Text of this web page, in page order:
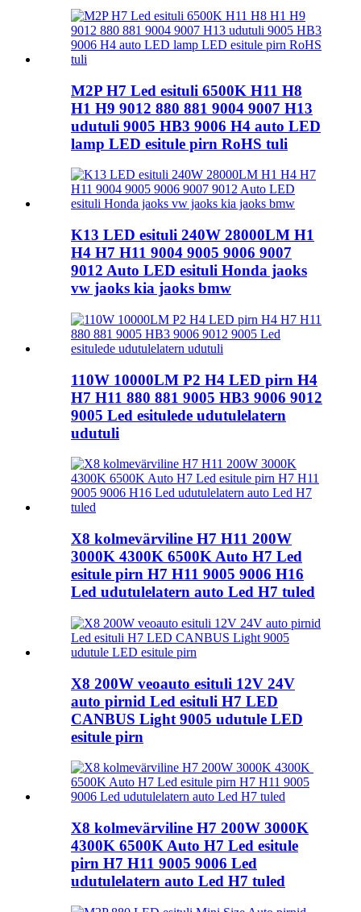
M2P H7 Led esituli 6500K H11 H8
H1 H9 9012 880 881 9004 9007 H13
udutuli 9005 HB3 9006 H4 auto LED
lamp LED esitule pirn RoHS tuli
K13 LED esituli 240W 28000LM H1
H4 H7 H11 9004 9005 9006 9007
9012 Auto LED esituli Honda jaoks
vw jaoks kia jaoks bmw
110W 10000LM P2 H4 LED pirn H4
H7 H11 880 881 9005 HB3 9006 9012
9005 Led esitulede udutulelatern
udutuli
X8 kolmevärviline H7 H11 200W
3000K 4300K ​​6500K Auto H7 Led
esitule pirn H7 H11 9005 9006 H16
Led udutulelatern auto Led H7 tuled
X8 200W veoauto esituli 12V 24V
auto pirnid Led esituli H7 LED
CANBUS Light 9005 udutule LED
esitule pirn
X8 kolmevärviline H7 200W 3000K
4300K ​​6500K Auto H7 Led esitule
pirn H7 H11 9005 9006 Led
udutulelatern auto Led H7 tuled